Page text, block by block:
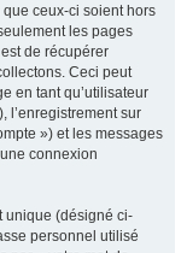
ceux-ci soient hors
les pages
de récupérer
Ceci peut
en tant qu’utilisateur
l’enregistrement sur
») et les messages
connexion
unique (désigné ci-
personnel utilisé